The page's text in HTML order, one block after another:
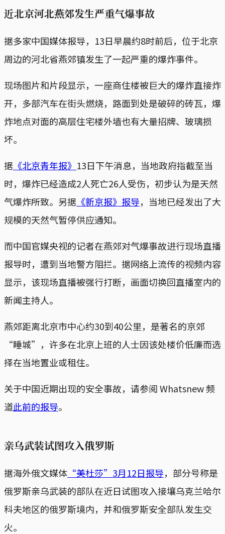
近北京河北燕郊发生严重气爆事故
据多家中国媒体报导，13日早晨约8时前后，位于北京
周边的河北省燕郊镇发生了一起严重的爆炸事件。
现场图片和片段显示，一座商住楼被巨大的爆炸直接炸
开，多部汽车在街头燃烧，路面到处是破碎的砖瓦，爆
炸地点对面的高层住宅楼外墙也有大量招牌、玻璃损
坏。
据 《北京青年报》 13日下午消息，当地政府指截至当
时，爆炸已经造成2人死亡26人受伤，初步认为是天然
气爆炸所致。另据 《新京报》报导，当地已经发出了大
规模的天然气暂停供应通知。
而中国官媒央视的记者在燕郊对气爆事故进行现场直播
报导时，遭到当地警方阻拦。据网络上流传的视频内容
显示，该现场直播被强行打断，画面切换回直播室内的
新闻主持人。
燕郊距离北京市中心约30到40公里，是著名的京郊
“睡城”，许多在北京上班的人士因该处楼价低廉而选
择在当地置业或租住。
关于中国近期出现的安全事故，请参阅 Whatsnew 频
道此前的报导。
亲乌武装试图攻入俄罗斯
据海外俄文媒体 “美杜莎”3月12日报导，部分号称是
俄罗斯亲乌武装的部队在近日试图攻入接壤乌克兰哈尔
科夫地区的俄罗斯境内，并和俄罗斯安全部队发生交
火。